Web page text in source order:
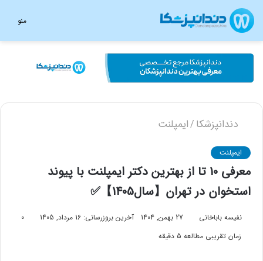
منو
دندانپزشکا /ایمپلنت
ایمپلنت
معرفی 10 تا از بهترین دکتر ایمپلنت با پیوند
استخوان در تهران【سال1405】✅
نفیسه باباخانی 27 بهمن, 1404 آخرین بروزرسانی: 16 مرداد, 1405
0
زمان تقریبی مطالعه 5 دقیقه